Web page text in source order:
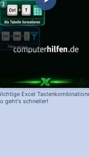
Excel
geht's schneller!